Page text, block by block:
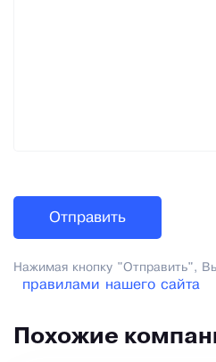
Нажимая кнопку "Отправить",
правилами нашего сайта
Похожие